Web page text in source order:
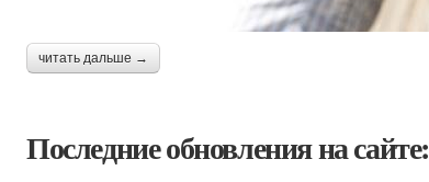
читать дальше →
Последние обновления на сайте: